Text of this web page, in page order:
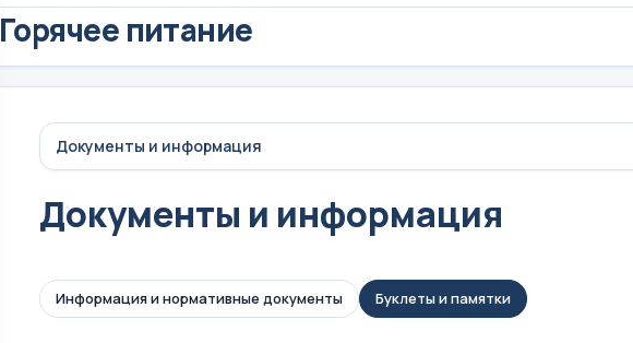
Горячее питание
Документы и информация
Документы и информация
Информация и нормативные документы Буклеты и памятки